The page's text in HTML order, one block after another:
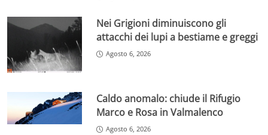
Nei Grigioni diminuiscono gli
attacchi dei lupi a bestiame e greggi
Agosto 6, 2026
Caldo anomalo: chiude il Rifugio
Marco e Rosa in Valmalenco
Agosto 6, 2026